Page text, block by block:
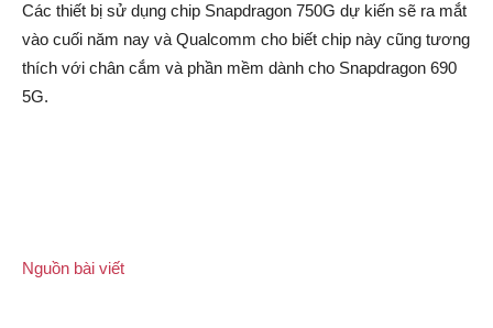
Các thiết bị sử dụng chip Snapdragon 750G dự kiến sẽ ra mắt
vào cuối năm nay và Qualcomm cho biết chip này cũng tương
thích với chân cắm và phần mềm dành cho Snapdragon 690
5G.
Nguồn bài viết